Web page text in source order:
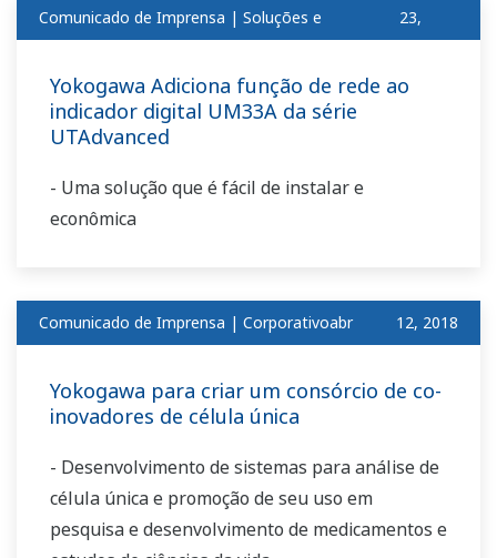
Comunicado de Imprensa | Soluções e 23,
Yokogawa Adiciona função de rede ao
indicador digital UM33A da série
UTAdvanced
- Uma solução que é fácil de instalar e
econômica
Comunicado de Imprensa | Corporativoabr 12, 2018
Yokogawa para criar um consórcio de co-
inovadores de célula única
- Desenvolvimento de sistemas para análise de
célula única e promoção de seu uso em
pesquisa e desenvolvimento de medicamentos e